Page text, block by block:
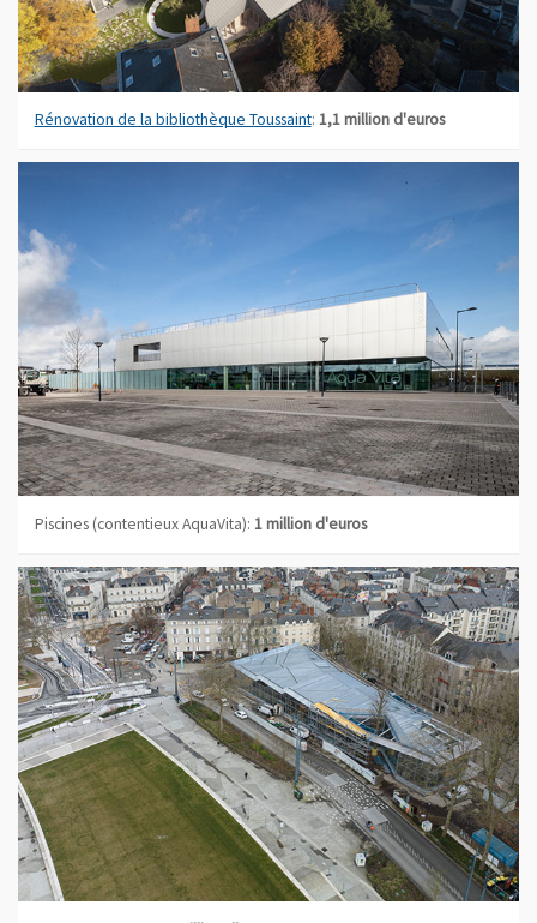
Rénovation de la bibliothèque Toussaint: 1,1 million d'euros
Piscines (contentieux AquaVita): 1 million d'euros